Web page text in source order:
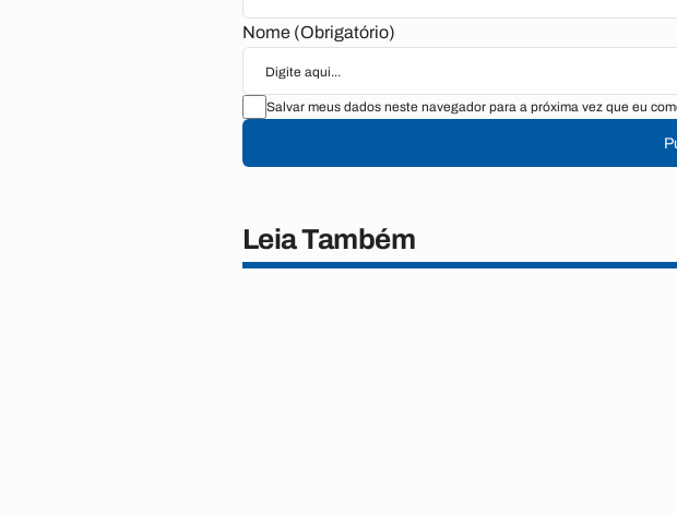
Nome (Obrigatório)
Salvar meus dados neste navegador para a próxima vez que eu
Leia Também